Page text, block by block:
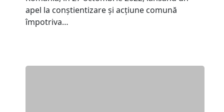
apel la conștientizare și acțiune comună
împotriva…